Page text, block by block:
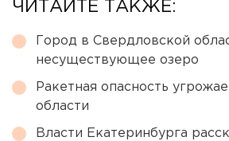
ЧИТАЙТЕ ТАКЖЕ:
Город в Свердловской
несуществующее озеро
Ракетная опасность
области
Власти Екатеринбурга